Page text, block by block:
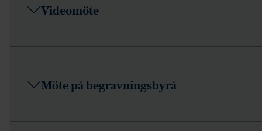
Videomöte
Möte på begravningsbyrå